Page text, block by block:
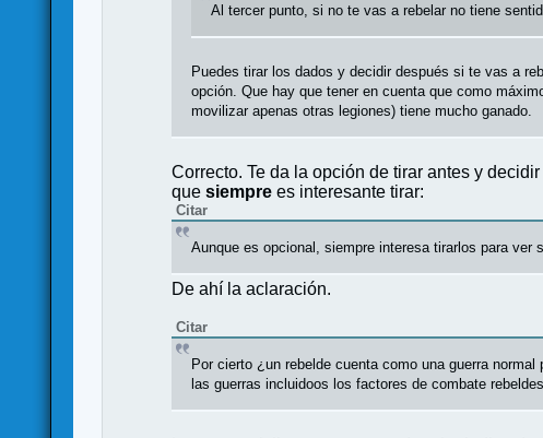
Al tercer punto, si no te vas a rebelar no tiene
Puedes tirar los dados y decidir después si te vas a
opción. Que hay que tener en cuenta que como
movilizar apenas otras legiones) tiene mucho ganado.
Correcto. Te da la opción de tirar antes y
quesiempre es interesante tirar:
Citar
Aunque es opcional, siempre interesa tirarlos para ver
De ahí la aclaración.
Citar
Por cierto ¿un rebelde cuenta como una guerra
las guerras incluidoos los factores de combate